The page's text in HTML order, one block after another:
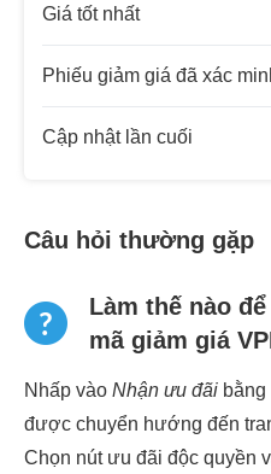
Giá tốt nhất
Phiếu giảm giá đã xác
Cập nhật lần cuối
Câu hỏi thường gặp
Làm thế nào
mã giảm giá
Nhấp vào Nhận ưu đãi
được chuyển hướng đến
Chọn nút ưu đãi độc quyền